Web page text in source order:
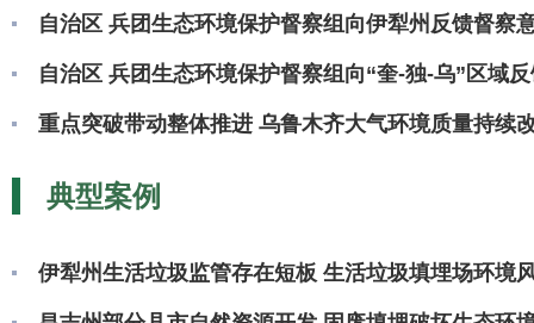
自治区 兵团生态环境保护督察组向伊犁州反馈督察
自治区 兵团生态环境保护督察组向“奎-独-乌”区域
重点突破带动整体推进 乌鲁木齐大气环境质量持续
典型案例
伊犁州生活垃圾监管存在短板 生活垃圾填埋场环境